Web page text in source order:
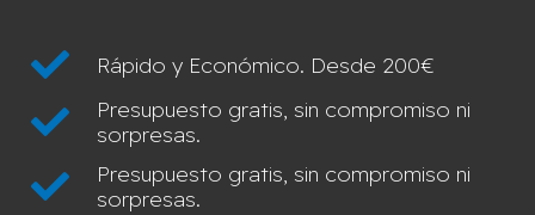
Rápido y Económico. Desde 200€
Presupuesto gratis, sin compromiso ni
sorpresas.
Presupuesto gratis, sin compromiso ni
sorpresas.